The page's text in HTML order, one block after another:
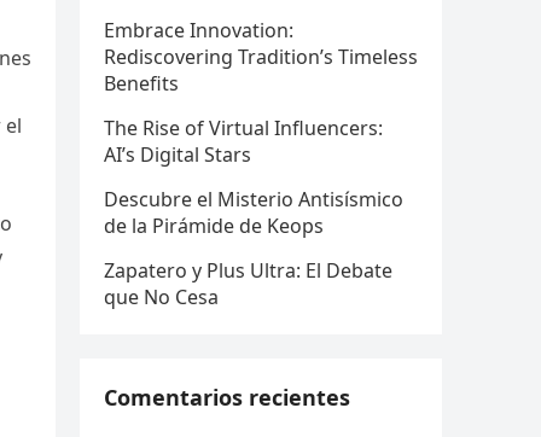
el
Embrace Innovation:
Rediscovering Tradition’s Timeless
Benefits
The Rise of Virtual Influencers:
AI’s Digital Stars
Descubre el Misterio Antisísmico
de la Pirámide de Keops
Zapatero y Plus Ultra: El Debate
que No Cesa
Comentarios recientes